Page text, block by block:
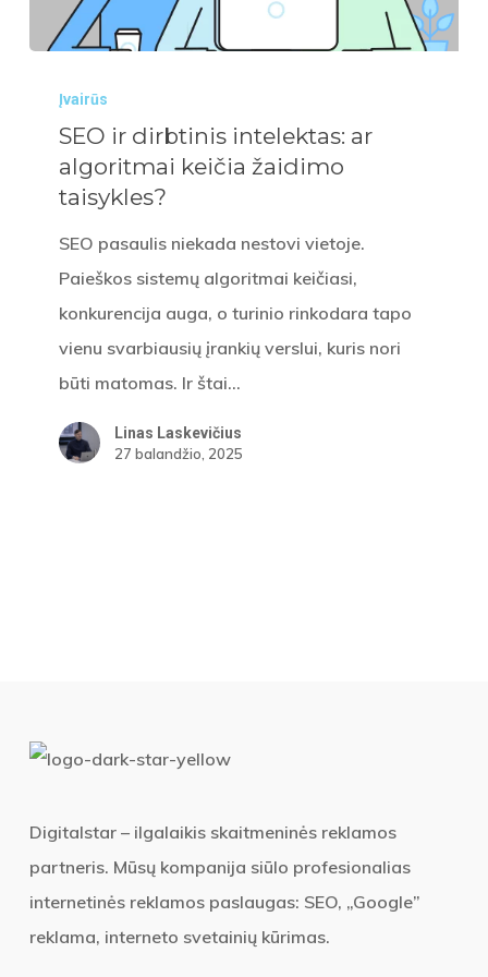
dirbtinis
intelektas:
algoritmai
keičia
žaidimo
taisykles?
Įvairūs
SEO ir dirbtinis intelektas: ar
algoritmai keičia žaidimo
taisykles?
SEO pasaulis niekada nestovi vietoje.
Paieškos sistemų algoritmai keičiasi,
konkurencija auga, o turinio rinkodara tapo
vienu svarbiausių įrankių verslui, kuris nori
būti matomas. Ir štai…
Linas Laskevičius
27 balandžio, 2025
Digitalstar – ilgalaikis skaitmeninės reklamos
partneris. Mūsų kompanija siūlo profesionalias
internetinės reklamos paslaugas: SEO, „Google”
reklama, interneto svetainių kūrimas.